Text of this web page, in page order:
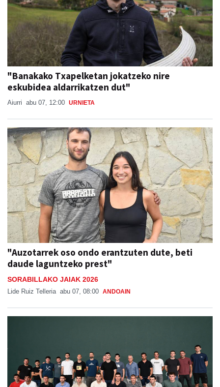
"Banakako Txapelketan jokatzeko nire
eskubidea aldarrikatzen dut"
Aiurri abu 07, 12:00 URNIETA
"Auzotarrek oso ondo erantzuten dute, beti
daude laguntzeko prest"
SORABILLAKO JAIAK 2026
Lide Ruiz Telleria abu 07, 08:00 ANDOAIN